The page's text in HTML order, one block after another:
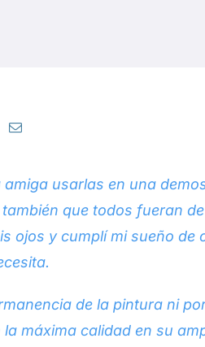
usarlas en una
que todos fueran
ojos y cumplí mi sueño de
de la pintura ni
máxima calidad en su